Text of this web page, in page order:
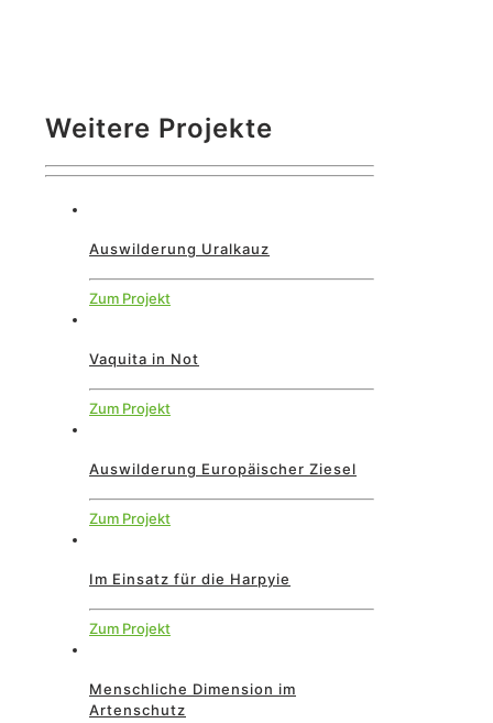
Weitere Projekte
Auswilderung Uralkauz
Zum Projekt
Vaquita in Not
Zum Projekt
Auswilderung Europäischer Ziesel
Zum Projekt
Im Einsatz für die Harpyie
Zum Projekt
Menschliche Dimension im
Artenschutz